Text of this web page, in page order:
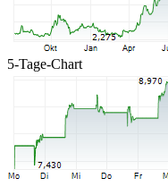
5-Tage-Chart